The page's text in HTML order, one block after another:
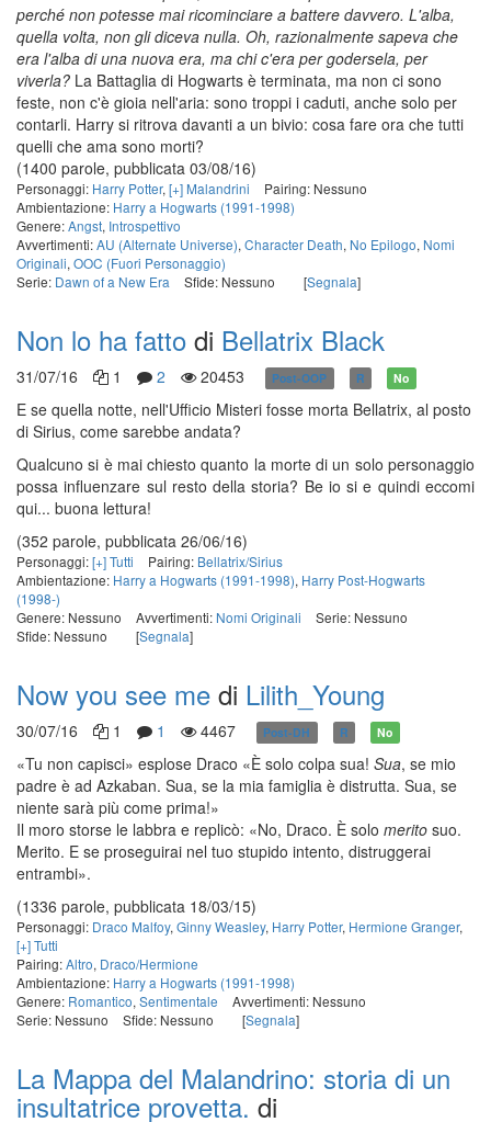
perché non potesse mai ricominciare a battere davvero. L'alba,
quella volta, non gli diceva nulla. Oh, razionalmente sapeva che
era l'alba di una nuova era, ma chi c'era per godersela, per
viverla? La Battaglia di Hogwarts è terminata, ma non ci sono
feste, non c'è gioia nell'aria: sono troppi i caduti, anche solo per
contarli. Harry si ritrova davanti a un bivio: cosa fare ora che tutti
quelli che ama sono morti?
(1400 parole, pubblicata 03/08/16)
Personaggi: Harry Potter, [+] Malandrini
Pairing: Nessuno
Ambientazione: Harry a Hogwarts (1991-1998)
Genere:Angst, Introspettivo
Avvertimenti:AU (Alternate Universe), Character Death, No Epilogo, Nomi
Originali, OOC (Fuori Personaggio)
Serie: Dawn of a New Era Sfide: Nessuno [Segnala]
Non lo ha fatto di Bellatrix Black
31/07/16 1 2 20453 Post-OOP R No
E se quella notte, nell'Ufficio Misteri fosse morta Bellatrix, al posto
di Sirius, come sarebbe andata?
Qualcuno si è mai chiesto quanto la morte di un solo personaggio
possa influenzare sul resto della storia? Be io si e quindi eccomi
qui... buona lettura!
(352 parole, pubblicata 26/06/16)
Personaggi:[+] Tutti Pairing: Bellatrix/Sirius
Ambientazione: Harry a Hogwarts (1991-1998), Harry Post-Hogwarts
(1998-)
Genere: Nessuno
Avvertimenti: Nomi Originali
Serie: Nessuno
Sfide: Nessuno
[Segnala]
Now you see me di Lilith_Young
30/07/16 1 1 4467 Post-DH R No
«Tu non capisci» esplose Draco «È solo colpa sua! Sua, se mio
padre è ad Azkaban. Sua, se la mia famiglia è distrutta. Sua, se
niente sarà più come prima!»
Il moro storse le labbra e replicò: «No, Draco. È solo merito suo.
Merito. E se proseguirai nel tuo stupido intento, distruggerai
entrambi».
(1336 parole, pubblicata 18/03/15)
Personaggi: Draco Malfoy, Ginny Weasley, Harry Potter, Hermione Granger,
[+] Tutti
Pairing:Altro, Draco/Hermione
Ambientazione: Harry a Hogwarts (1991-1998)
Genere: Romantico, Sentimentale
Avvertimenti: Nessuno
Serie: Nessuno
Sfide: Nessuno [Segnala]
La Mappa del Malandrino: storia di un
insultatrice provetta. di